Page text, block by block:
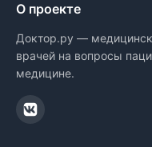
О проекте
Доктор.ру —
врачей на вопросы
медицине.